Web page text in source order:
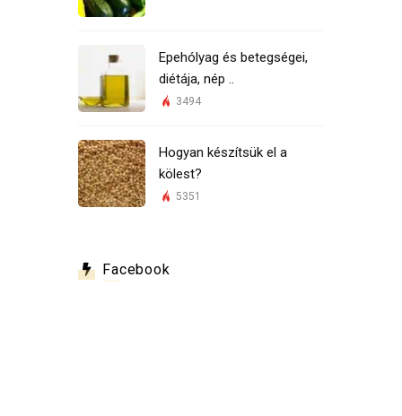
Epehólyag és betegségei,
diétája, nép ..
3494
Hogyan készítsük el a
kölest?
5351
Facebook